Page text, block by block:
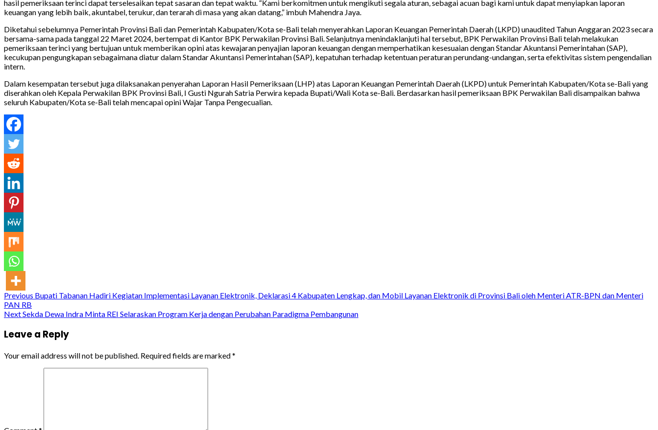
hasil pemeriksaan terinci dapat terselesaikan tepat sasaran dan tepat waktu. “Kami berkomitmen untuk mengikuti segala aturan, sebagai acuan bagi kami untuk dapat menyiapkan laporan
keuangan yang lebih baik, akuntabel, terukur, dan terarah di masa yang akan datang,” imbuh Mahendra Jaya.
Diketahui sebelumnya Pemerintah Provinsi Bali dan Pemerintah Kabupaten/Kota se-Bali telah menyerahkan Laporan Keuangan Pemerintah Daerah (LKPD) unaudited Tahun Anggaran 2023 secara
bersama-sama pada tanggal 22 Maret 2024, bertempat di Kantor BPK Perwakilan Provinsi Bali. Selanjutnya menindaklanjuti hal tersebut, BPK Perwakilan Provinsi Bali telah melakukan
pemeriksaan terinci yang bertujuan untuk memberikan opini atas kewajaran penyajian laporan keuangan dengan memperhatikan kesesuaian dengan Standar Akuntansi Pemerintahan (SAP),
kecukupan pengungkapan sebagaimana diatur dalam Standar Akuntansi Pemerintahan (SAP), kepatuhan terhadap ketentuan peraturan perundang-undangan, serta efektivitas sistem pengendalian
intern.
Dalam kesempatan tersebut juga dilaksanakan penyerahan Laporan Hasil Pemeriksaan (LHP) atas Laporan Keuangan Pemerintah Daerah (LKPD) untuk Pemerintah Kabupaten/Kota se-Bali yang
diserahkan oleh Kepala Perwakilan BPK Provinsi Bali, I Gusti Ngurah Satria Perwira kepada Bupati/Wali Kota se-Bali. Berdasarkan hasil pemeriksaan BPK Perwakilan Bali disampaikan bahwa
seluruh Kabupaten/Kota se-Bali telah mencapai opini Wajar Tanpa Pengecualian.
Continue
Reading
Previous Bupati Tabanan Hadiri Kegiatan Implementasi Layanan Elektronik, Deklarasi 4 Kabupaten Lengkap, dan Mobil Layanan Elektronik di Provinsi Bali oleh Menteri ATR-BPN dan Menteri
PAN RB
NextSekda Dewa Indra Minta REI Selaraskan Program Kerja dengan Perubahan Paradigma Pembangunan
Leave a Reply
Your email address will not be published. Required fields are marked*